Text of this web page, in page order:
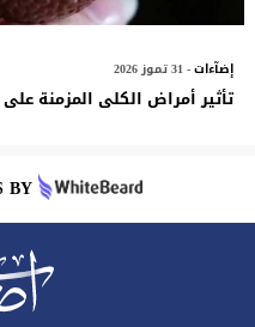
إضآءات- 31 تموز 2026
تأثير أمراض الكلى المزمنة
BY